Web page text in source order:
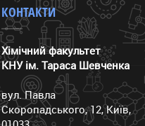
КОНТАКТИ
Хімічний факультет
КНУ ім. Тараса Шевченка
вул. Павла
Скоропадського, 12, Київ,